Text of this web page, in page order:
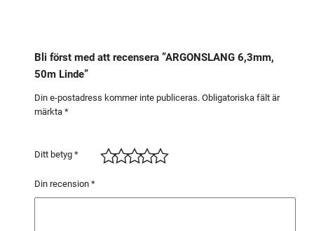
Bli först med att recensera ”ARGONSLANG 6,3mm,
50m Linde”
Din e-postadress kommer inte publiceras. Obligatoriska fält är
märkta *
Ditt betyg *
Din recension *